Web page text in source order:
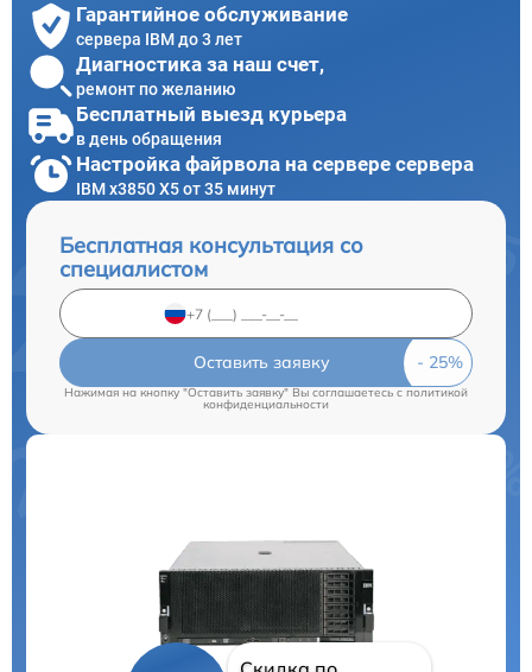
Гарантийное обслуживание
сервера IBM до 3 лет
Диагностика за наш счет,
ремонт по желанию
Бесплатный выезд курьера
в день обращения
Настройка файрвола на сервере сервера
IBM x3850 X5 от 35 минут
Бесплатная консультация со
специалистом
Оставить заявку
Нажимая на кнопку "Оставить заявку" Вы соглашаетесь c политикой
конфиденциальности